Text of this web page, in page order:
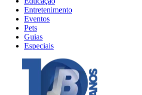
Entretenimento
Eventos
Pets
Guias
Especiais
Explore Tudo
Últimas Notícias
Previsão do Tempo
Trânsito e Rotas